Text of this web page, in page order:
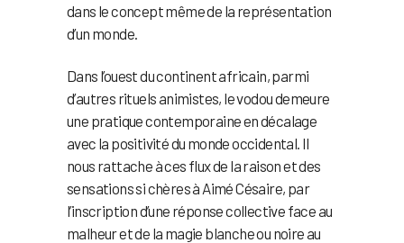
dans le concept même de la représentation
d’un monde.
Dans l’ouest du continent africain, parmi
d’autres rituels animistes, le vodou demeure
une pratique contemporaine en décalage
avec la positivité du monde occidental. Il
nous rattache à ces flux de la raison et des
sensations si chères à Aimé Césaire, par
l’inscription d’une réponse collective face au
malheur et de la magie blanche ou noire au